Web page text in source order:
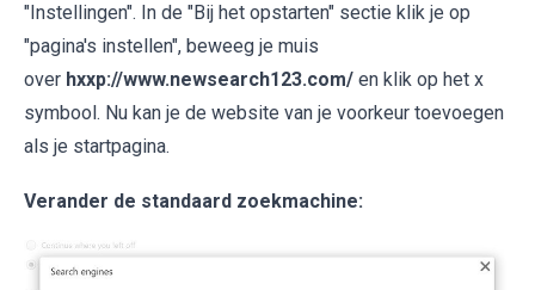
"Instellingen". In de "Bij het opstarten" sectie klik je op
"pagina's instellen", beweeg je muis
over hxxp://www.newsearch123.com/ en klik op het x
symbool. Nu kan je de website van je voorkeur toevoegen
als je startpagina.
Verander de standaard zoekmachine: